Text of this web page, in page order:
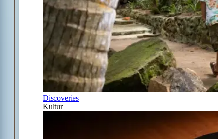
Discoveries
Kultur